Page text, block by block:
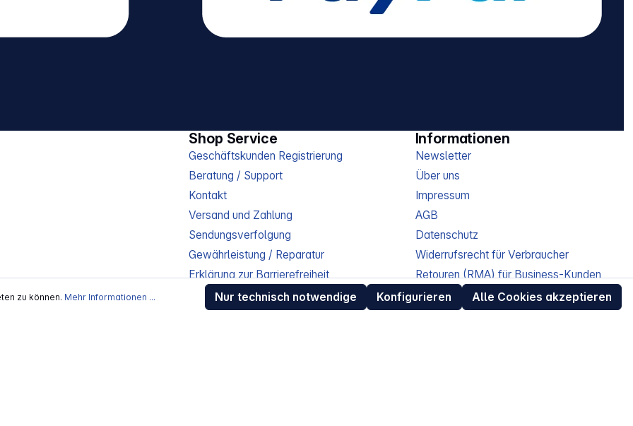
Shop Service
Geschäftskunden Registrierung
Beratung / Support
Kontakt
Versand und Zahlung
Sendungsverfolgung
Gewährleistung / Reparatur
Erklärung zur Barrierefreiheit
Download-Center
Jobs
Informationen
Newsletter
Über uns
Impressum
AGB
Datenschutz
Widerrufsrecht für Verbraucher
Retouren (RMA) für Business-Kunden
Entsorgungshinweise /
Altgeräterücknahme
zu können. Mehr Informationen ... Nur technisch notwendige Konfigurieren Alle Cookies akzeptieren